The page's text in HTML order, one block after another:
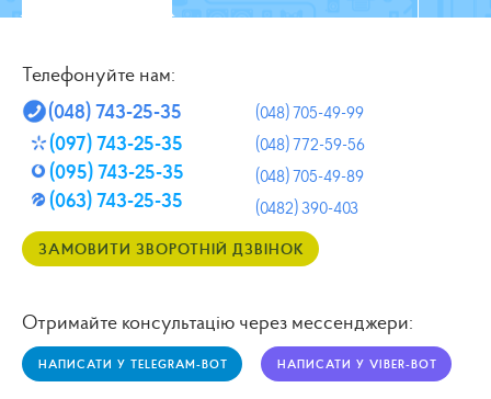
Телефонуйте нам:
(048)743-25-35
(097)743-25-35
(095)743-25-35
(063)743-25-35
(048)705-49-99
(048)772-59-56
(048)705-49-89
(0482)390-403
ЗАМОВИТИ ЗВОРОТНІЙ ДЗВІНОК
Отримайте консультацію через мессенджери:
НАПИСАТИ У TELEGRAM-BOT НАПИСАТИ У VIBER-BOT